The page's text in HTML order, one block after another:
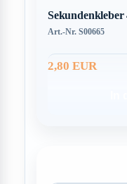
Sekundenkleber
Art.-Nr. S00665
2,80 EUR